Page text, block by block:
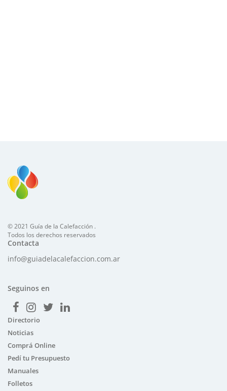
© 2021 Guía de la Calefacción .
Todos los derechos reservados
Contacta
info@guiadelacalefaccion.com.ar
Seguinos en
Directorio
Noticias
Comprá Online
Pedí tu Presupuesto
Manuales
Folletos